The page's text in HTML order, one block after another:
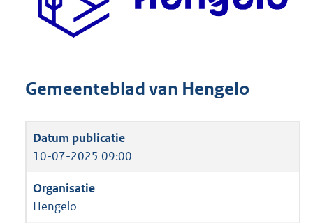
Gemeenteblad van Hengelo
10-07-2025 09:00
Hengelo